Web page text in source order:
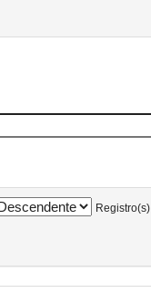
Registro(s)